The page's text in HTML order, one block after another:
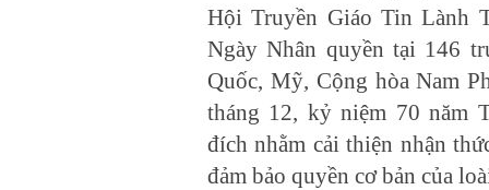
Hội Truyền Giáo Tin Lành
Ngày Nhân quyền tại 146
Quốc, Mỹ, Cộng hòa Nam
tháng 12, kỷ niệm 70 năm
đích nhằm cải thiện nhận
đảm bảo quyền cơ bản của